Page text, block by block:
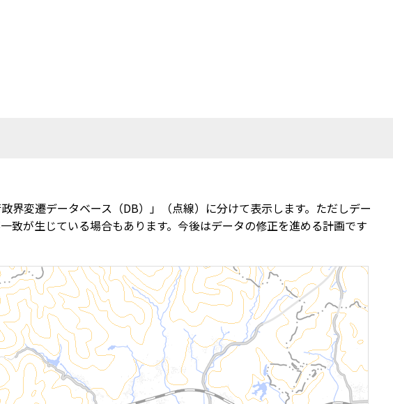
界変遷データベース（DB）」（点線）に分けて表示します。ただしデー
が生じている場合もあります。今後はデータの修正を進める計画です